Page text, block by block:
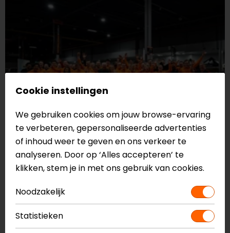
Cookie instellingen
We gebruiken cookies om jouw browse-ervaring
te verbeteren, gepersonaliseerde advertenties
of inhoud weer te geven en ons verkeer te
analyseren. Door op ‘Alles accepteren’ te
klikken, stem je in met ons gebruik van cookies.
Noodzakelijk
Statistieken